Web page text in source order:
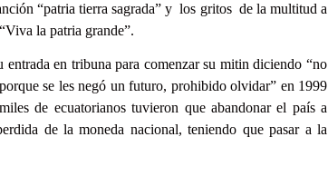
“patria tierra sagrada” y los gritos de la multitud a
la patria grande”.
entrada en tribuna para comenzar su mitin diciendo “no
se les negó un futuro, prohibido olvidar” en 1999
de ecuatorianos tuvieron que abandonar el país a
de la moneda nacional, teniendo que pasar a la